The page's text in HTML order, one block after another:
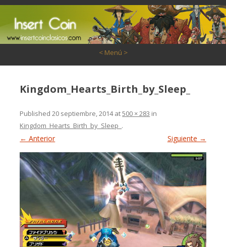
< Menú >
Kingdom_Hearts_Birth_by_Sleep_
Published20 septiembre, 2014at500 × 283 in
Kingdom_Hearts_Birth_by_Sleep_ .
← Anterior Siguiente →